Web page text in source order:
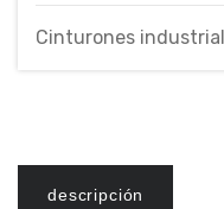
Cinturones
descripción